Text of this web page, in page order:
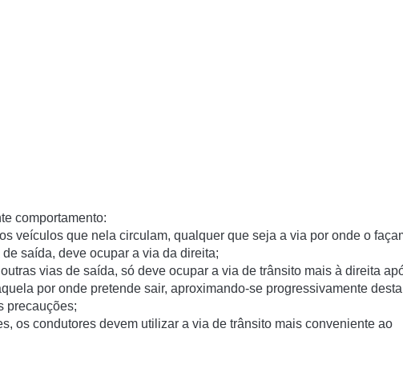
comportamento:
veículos que nela circulam, qualquer que seja a via por onde o
saída, deve ocupar a via da direita;
vias de saída, só deve ocupar a via de trânsito mais à direita
por onde pretende sair, aproximando-se progressivamente
precauções;
os condutores devem utilizar a via de trânsito mais conveniente ao